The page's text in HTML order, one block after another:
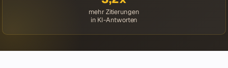
mehr Zitierungen
in KI-Antworten